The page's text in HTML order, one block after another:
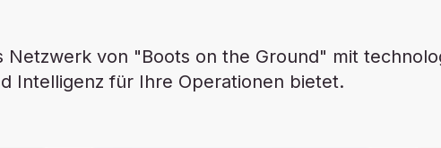
Netzwerk von "Boots on the Ground" mit
Intelligenz für Ihre Operationen bietet.